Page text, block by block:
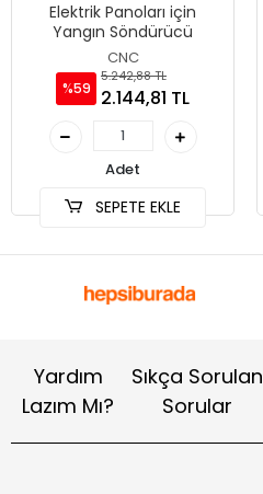
Elektrik Panoları için
Yangın Söndürücü
CNC
%59
5.242,88 TL
2.144,81 TL
Adet
SEPETE EKLE
Yardım
Lazım Mı?
Sıkça Sorulan
Sorular